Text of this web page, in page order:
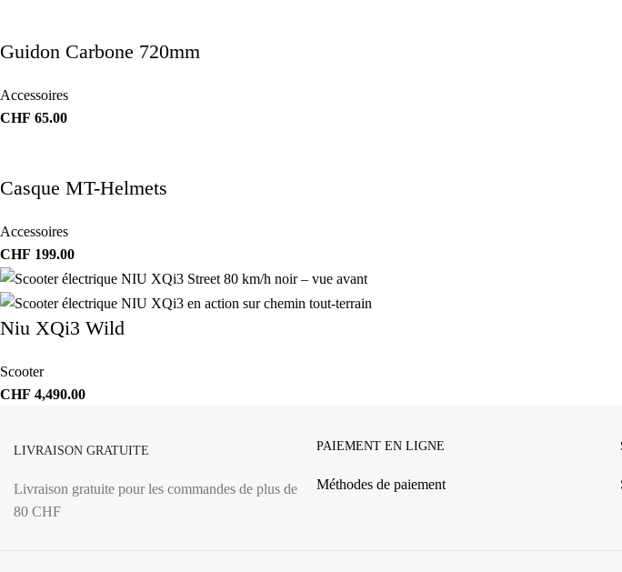
Guidon Carbone 720mm
Accessoires
CHF 65.00
Casque MT-Helmets
Accessoires
CHF 199.00
Niu XQi3 Wild
Scooter
CHF 4,490.00
LIVRAISON GRATUITE
Livraison gratuite pour les commandes de plus de
80 CHF
PAIEMENT EN LIGNE
Méthodes de paiement